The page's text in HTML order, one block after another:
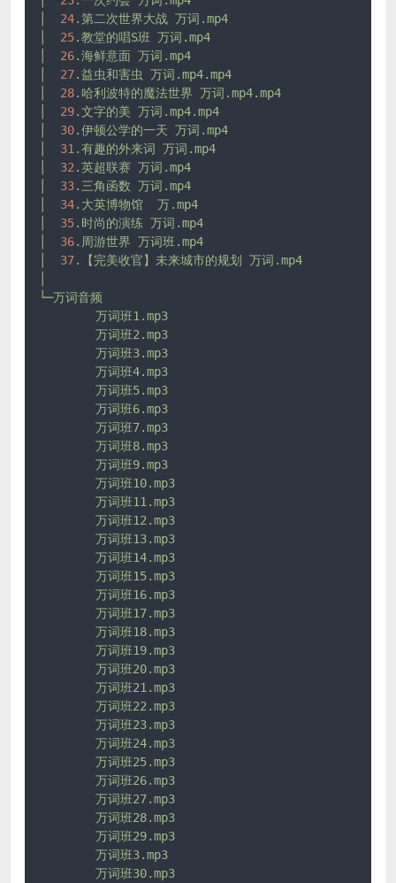
24.第二次世界大战 万词.mp4
25.教堂的唱S班 万词.mp4
26.海鲜意面 万词.mp4
27.益虫和害虫
万词.mp4.mp4
28.哈利波特的魔法世界 万词.mp4.mp4
29.文字的美 万词.mp4.mp4
30.伊顿公学的一天 万词.mp4
31 .有趣的外来词 万词.mp4
32 .英超联赛 万词.mp4
33.三角函数 万词.mp4
34.大英博物馆
万.mp4
35.时尚的演练 万词.mp4
36.周游世界 万词班.mp4
37.【完美收官】未来城市的规划 万词.mp4
└─万词音频
万词班1.mp3
万词班2.mp3
万词班3.mp3
万词班4.mp3
万词班5.mp3
万词班6.mp3
万词班7.mp3
万词班8.mp3
万词班9.mp3
万词班10.mp3
万词班11.mp3
万词班12.mp3
万词班13.mp3
万词班14.mp3
万词班15.mp3
万词班16.mp3
万词班17.mp3
万词班18.mp3
万词班19.mp3
万词班20.mp3
万词班21.mp3
万词班22.mp3
万词班23.mp3
万词班24.mp3
万词班25.mp3
万词班26.mp3
万词班27.mp3
万词班28.mp3
万词班29.mp3
万词班3.mp3
万词班30.mp3